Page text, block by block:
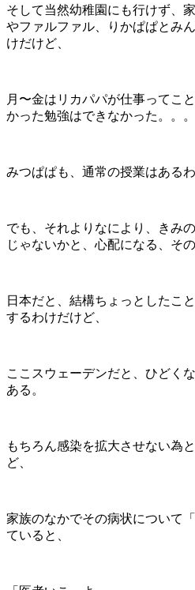
そして当然幼稚園にも行けず、
やファルファル、りかぱぱとみ
けだけど、
月〜金はリカパパが仕事ってこ
かった勉強はできなかった。。。
みつぱぱも、通常の授業はあるわ
でも、それよりなにより、きみ
じゃないかと、心配になる、そ
日本だと、結構ちょっとしたこ
するわけだけど、
ここスウェーデンだと、ひどく
ある。
もちろん感染を拡大させない為
ど、
家族のなかでその病状について
ていると、